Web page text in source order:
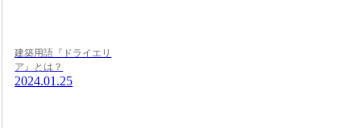
建築用語『ドライエリ
ア』とは？
2024.01.25